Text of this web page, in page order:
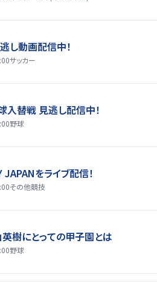
し動画配信中！
サッカー
入替戦 見逃し配信中！
野球
をライブ配信！
その他競技
英樹にとっての甲子園とは
野球